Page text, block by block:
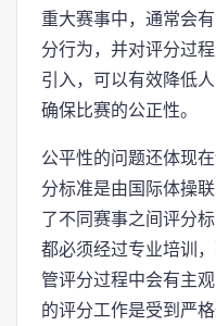
重大赛事中，通常会
分行为，并对评分过
引入，可以有效降低
确保比赛的公正性。
公平性的问题还体现
分标准是由国际体操
了不同赛事之间评分
都必须经过专业培训
管评分过程中会有主
的评分工作是受到严